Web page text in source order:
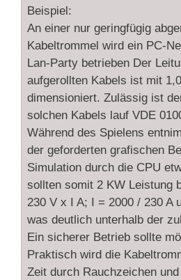
Beispiel:
An einer nur geringfügig
Kabeltrommel wird ein PC-
Lan-Party betrieben Der
aufgerollten Kabels ist mit
dimensioniert. Zulässig ist
solchen Kabels lauf VDE
Während des Spielens
der geforderten grafischen
Simulation durch die CPU
sollten somit 2 KW Leistung
230 V x I A; I = 2000 / 230 A
was deutlich unterhalb der
Ein sicherer Betrieb sollte
Praktisch wird die
Zeit durch Rauchzeichen